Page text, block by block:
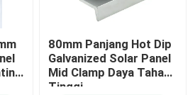
80mm Panjang Hot Dip
Galvanized Solar Panel
Mid Clamp Daya Tahan
Tinggi